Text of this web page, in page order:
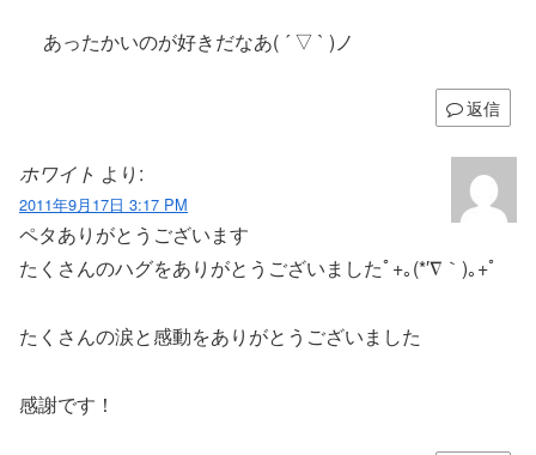
あったかいのが好きだなあ( ´ ▽ ` )ノ
返信
ホワイト より:
2011年9月17日 3:17 PM
ペタありがとうございます
たくさんのハグをありがとうございましたﾟ+｡(*′∇｀)｡+ﾟ
たくさんの涙と感動をありがとうございました
感謝です！